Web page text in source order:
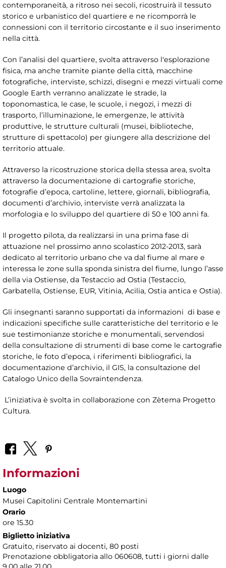
contemporaneità, a ritroso nei secoli, ricostruirà il tessuto
storico e urbanistico del quartiere e ne ricomporrà le
connessioni con il territorio circostante e il suo inserimento
nella città.
Con l’analisi del quartiere, svolta attraverso l'esplorazione
fisica, ma anche tramite piante della città, macchine
fotografiche, interviste, schizzi, disegni e mezzi virtuali come
Google Earth verranno analizzate le strade, la
toponomastica, le case, le scuole, i negozi, i mezzi di
trasporto, l’illuminazione, le emergenze, le attività
produttive, le strutture culturali (musei, biblioteche,
strutture di spettacolo) per giungere alla descrizione del
territorio attuale.
Attraverso la ricostruzione storica della stessa area, svolta
attraverso la documentazione di cartografie storiche,
fotografie d’epoca, cartoline, lettere, giornali, bibliografia,
documenti d’archivio, interviste verrà analizzata la
morfologia e lo sviluppo del quartiere di 50 e 100 anni fa.
Il progetto pilota, da realizzarsi in una prima fase di
attuazione nel prossimo anno scolastico 2012-2013, sarà
dedicato al territorio urbano che va dal fiume al mare e
interessa le zone sulla sponda sinistra del fiume, lungo l’asse
della via Ostiense, da Testaccio ad Ostia (Testaccio,
Garbatella, Ostiense, EUR, Vitinia, Acilia, Ostia antica e Ostia).
Gli insegnanti saranno supportati da informazioni di base e
indicazioni specifiche sulle caratteristiche del territorio e le
sue testimonianze storiche e monumentali, servendosi
della consultazione di strumenti di base come le cartografie
storiche, le foto d’epoca, i riferimenti bibliografici, la
documentazione d’archivio, il GIS, la consultazione del
Catalogo Unico della Sovraintendenza.
L’iniziativa è svolta in collaborazione con Zètema Progetto
Cultura.
Informazioni
Luogo
Musei Capitolini Centrale Montemartini
Orario
ore 15.30
Biglietto iniziativa
Gratuito, riservato ai docenti, 80 posti
Prenotazione obbligatoria allo 060608, tutti i giorni dalle